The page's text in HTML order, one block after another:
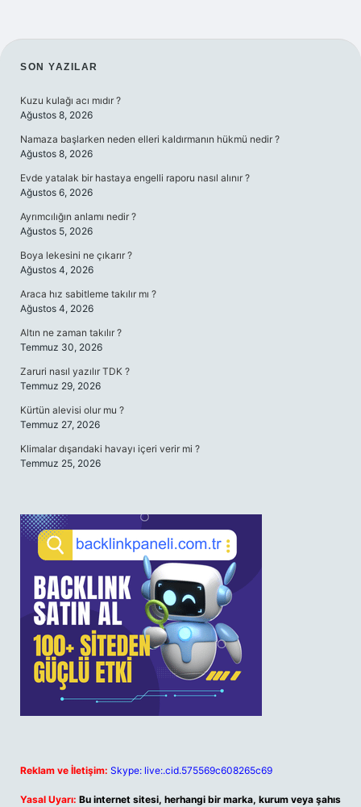
SIDEBAR
SON YAZILAR
Kuzu kulağı acı mıdır ?
Ağustos 8, 2026
Namaza başlarken neden elleri kaldırmanın hükmü nedir ?
Ağustos 8, 2026
Evde yatalak bir hastaya engelli raporu nasıl alınır ?
Ağustos 6, 2026
Ayrımcılığın anlamı nedir ?
Ağustos 5, 2026
Boya lekesini ne çıkarır ?
Ağustos 4, 2026
Araca hız sabitleme takılır mı ?
Ağustos 4, 2026
Altın ne zaman takılır ?
Temmuz 30, 2026
Zaruri nasıl yazılır TDK ?
Temmuz 29, 2026
Kürtün alevisi olur mu ?
Temmuz 27, 2026
Klimalar dışarıdaki havayı içeri verir mi ?
Temmuz 25, 2026
Reklam ve İletişim: Skype: live:.cid.575569c608265c69
Yasal Uyarı: Bu internet sitesi, herhangi bir marka, kurum veya şahıs